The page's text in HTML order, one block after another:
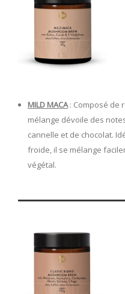
MILD MACA: Composé de
mélange dévoile des
cannelle et de chocolat.
froide, il se mélange
végétal.